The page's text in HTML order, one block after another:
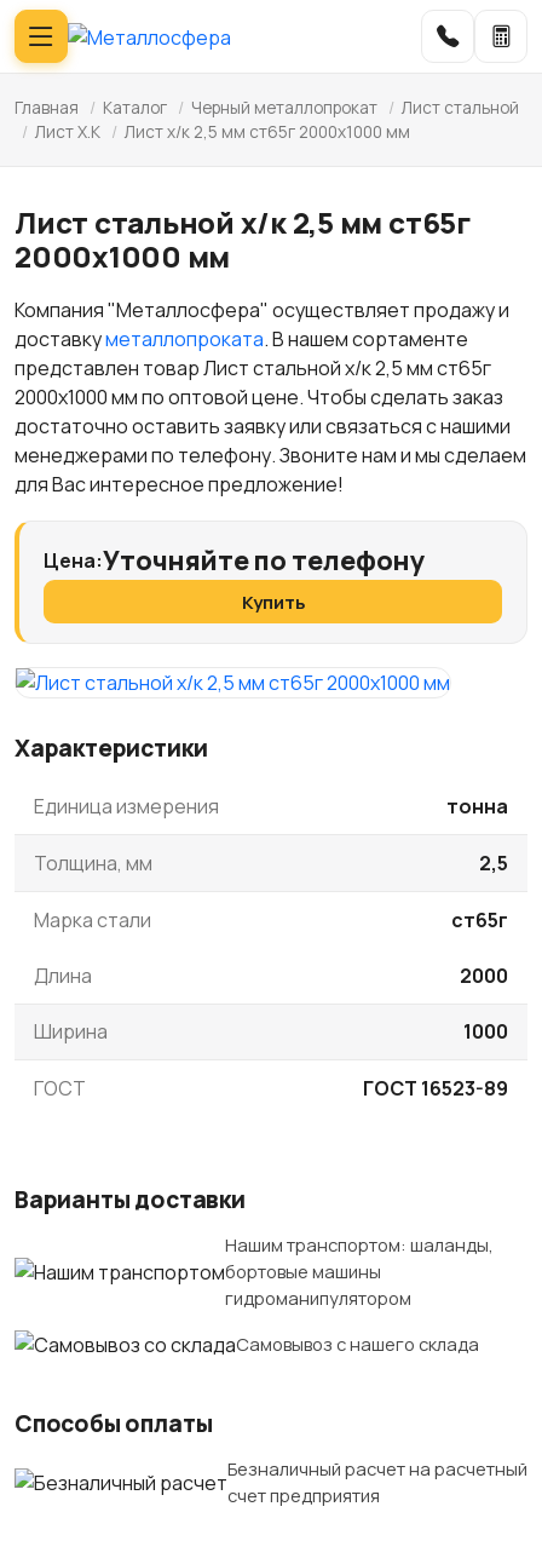
Главная / Каталог / Черный металлопрокат / Лист стальной
/ Лист Х.К / Лист х/к 2,5 мм ст65г 2000х1000 мм
Лист стальной х/к 2,5 мм ст65г
2000х1000 мм
Компания "Металлосфера" осуществляет продажу и
доставкуметаллопроката. В нашем сортаменте
представлен товар Лист стальной х/к 2,5 мм ст65г
2000х1000 мм по оптовой цене. Чтобы сделать заказ
достаточно оставить заявку или связаться с нашими
менеджерами по телефону. Звоните нам и мы сделаем
для Вас интересное предложение!
Цена:Уточняйте по телефону
Купить
Характеристики
Единица измерения тонна
Толщина, мм 2,5
Марка стали ст65г
Длина 2000
Ширина 1000
ГОСТ ГОСТ 16523-89
Варианты доставки
Нашим транспортом: шаланды,
бортовые машины
гидроманипулятором
Самовывоз с нашего склада
Способы оплаты
Безналичный расчет на расчетный
счет предприятия